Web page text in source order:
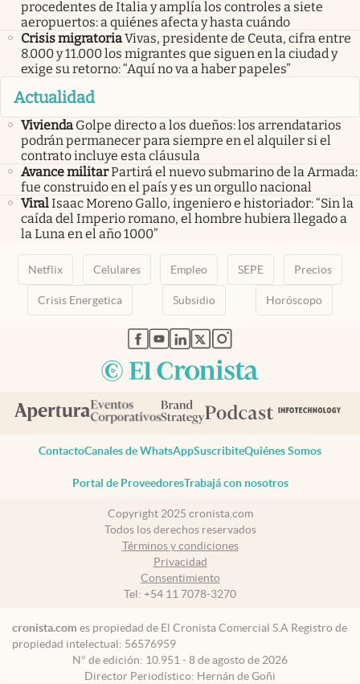
procedentes de Italia y amplía los controles a siete
aeropuertos: a quiénes afecta y hasta cuándo
Crisis migratoriaVivas, presidente de Ceuta, cifra entre
8.000 y 11.000 los migrantes que siguen en la ciudad y
exige su retorno: “Aquí no va a haber papeles”
Actualidad
Vivienda Golpe directo a los dueños: los arrendatarios
podrán permanecer para siempre en el alquiler si el
contrato incluye esta cláusula
Avance militarPartirá el nuevo submarino de la Armada:
fue construido en el país y es un orgullo nacional
ViralIsaac Moreno Gallo, ingeniero e historiador: “Sin la
caída del Imperio romano, el hombre hubiera llegado a
la Luna en el año 1000”
Netflix Celulares Empleo SEPE Precios
Crisis Energetica Subsidio Horóscopo
abre en nueva pestaña
abre en nueva pestaña
abre en nueva pestaña
abre en nueva pestaña
abre en nueva pestaña
ContactoCanales de WhatsAppSuscribiteQuiénes Somos
Portal de ProveedoresTrabajá con nosotros
Copyright 2025 cronista.com
Todos los derechos reservados
Términos y condiciones
Privacidad
Consentimiento
Tel: +54 11 7078-3270
cronista.com es propiedad de El Cronista Comercial S.A Registro de
propiedad intelectual: 56576959
N° de edición: 10.951 - 8 de agosto de 2026
Director Periodístico: Hernán de Goñi